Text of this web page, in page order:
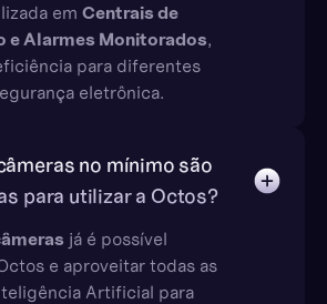
em Centrais de
e Alarmes Monitorados,
para diferentes
eletrônica.
no mínimo são
para utilizar a Octos?
já é possível
e aproveitar todas as
Artificial para